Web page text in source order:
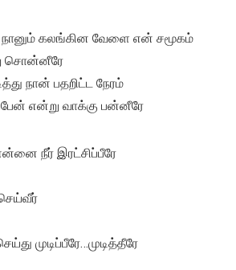
நானும் கலங்கின வேளை என் சமூகம்
சொன்னீரே
நான் பதறிட்ட நேரம்
என்று வாக்கு பன்னீரே
நீர் இரட்சிப்பீரே
முடிப்பீரே…முடித்தீரே